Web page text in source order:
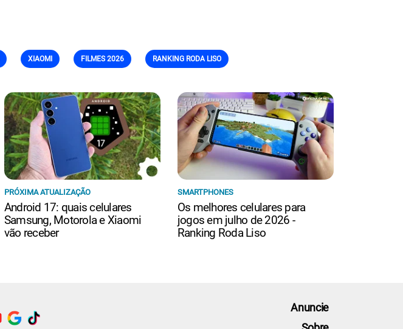
XIAOMI FILMES 2026 RANKING RODA LISO
PRÓXIMA ATUALIZAÇÃO
Android 17: quais celulares
Samsung, Motorola e Xiaomi
vão receber
SMARTPHONES
Os melhores celulares para
jogos em julho de 2026 -
Ranking Roda Liso
Anuncie